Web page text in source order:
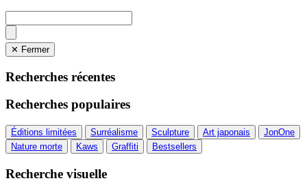
✕ Fermer
Recherches récentes
Recherches populaires
Éditions limitées Surréalisme Sculpture Art japonais
JonOne
Nature morte
Kaws Graffiti Bestsellers
Recherche visuelle